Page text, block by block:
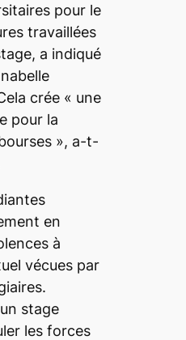
pour le
travaillées
a indiqué
crée « une
pour la
», a-t-
en
à
vécues par
stage
les forces